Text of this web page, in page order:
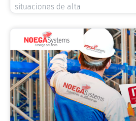
situaciones de alta